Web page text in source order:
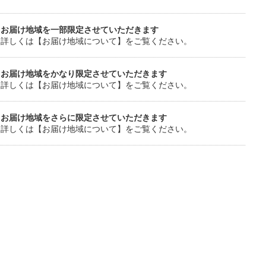
お届け地域を一部限定させていただきます
詳しくは【お届け地域について】をご覧ください。
お届け地域をかなり限定させていただきます
詳しくは【お届け地域について】をご覧ください。
お届け地域をさらに限定させていただきます
詳しくは【お届け地域について】をご覧ください。